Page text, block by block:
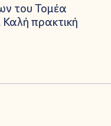
του Τομέα
Καλή πρακτική